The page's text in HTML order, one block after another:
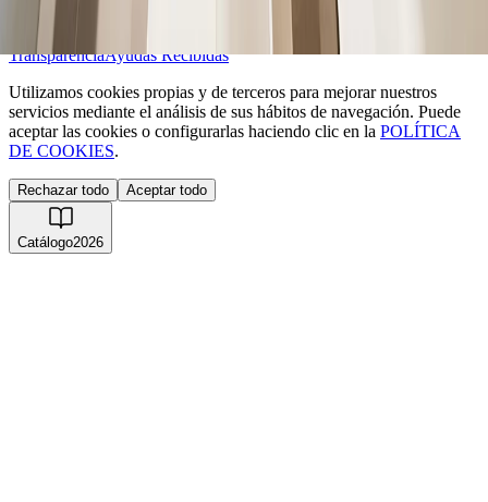
TransparenciaAyudas Recibidas
Utilizamos cookies propias y de terceros para mejorar nuestros
servicios mediante el análisis de sus hábitos de navegación. Puede
aceptar las cookies o configurarlas haciendo clic en la POLÍTICA
DE COOKIES.
Rechazar todo Aceptar todo
Catálogo2026